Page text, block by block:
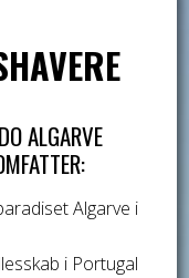
ALGARVE
Algarve i
i Portugal